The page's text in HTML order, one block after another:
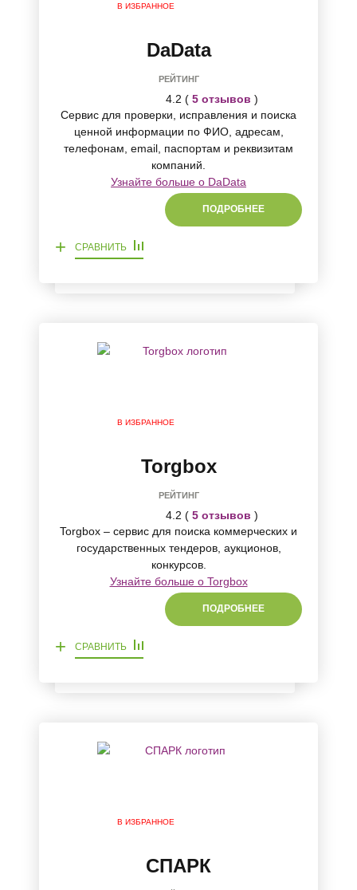
В ИЗБРАННОЕ
DaData
РЕЙТИНГ
4.2 ( 5 отзывов )
Сервис для проверки, исправления и поиска
ценной информации по ФИО, адресам,
телефонам, email, паспортам и реквизитам
компаний.
Узнайте больше о DaData
ПОДРОБНЕЕ
+ СРАВНИТЬ
В ИЗБРАННОЕ
Torgbox
РЕЙТИНГ
4.2 ( 5 отзывов )
Torgbox – сервис для поиска коммерческих и
государственных тендеров, аукционов,
конкурсов.
Узнайте больше о Torgbox
ПОДРОБНЕЕ
+ СРАВНИТЬ
В ИЗБРАННОЕ
СПАРК